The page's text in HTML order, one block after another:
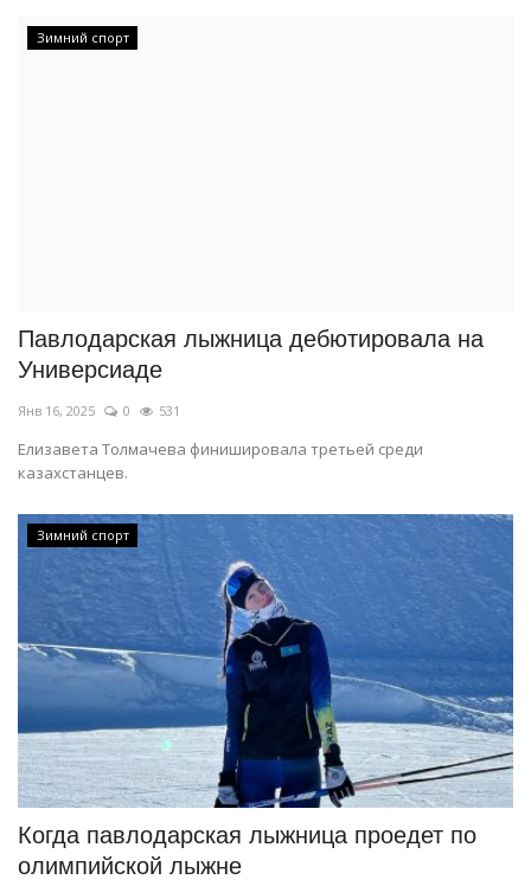
Зимний спорт
Павлодарская лыжница дебютировала на
Универсиаде
Янв 16, 2025 0 531
Елизавета Толмачева финишировала третьей среди
казахстанцев.
Зимний спорт
Когда павлодарская лыжница проедет по
олимпийской лыжне